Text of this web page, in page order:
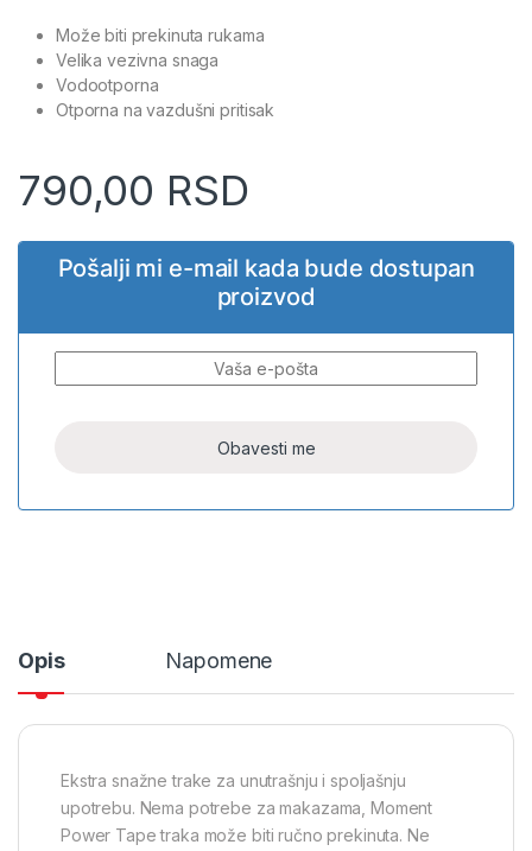
Može biti prekinuta rukama
Velika vezivna snaga
Vodootporna
Otporna na vazdušni pritisak
790,00 RSD
Pošalji mi e-mail kada bude dostupan
proizvod
Opis Napomene
Ekstra snažne trake za unutrašnju i spoljašnju
upotrebu. Nema potrebe za makazama, Moment
Power Tape traka može biti ručno prekinuta. Ne